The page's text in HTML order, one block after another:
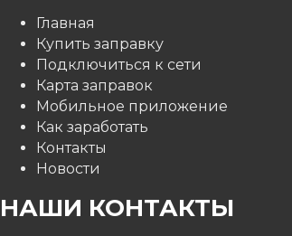
Главная
Купить заправку
Подключиться к сети
Карта заправок
Мобильное приложение
Как заработать
Контакты
Новости
НАШИ КОНТАКТЫ